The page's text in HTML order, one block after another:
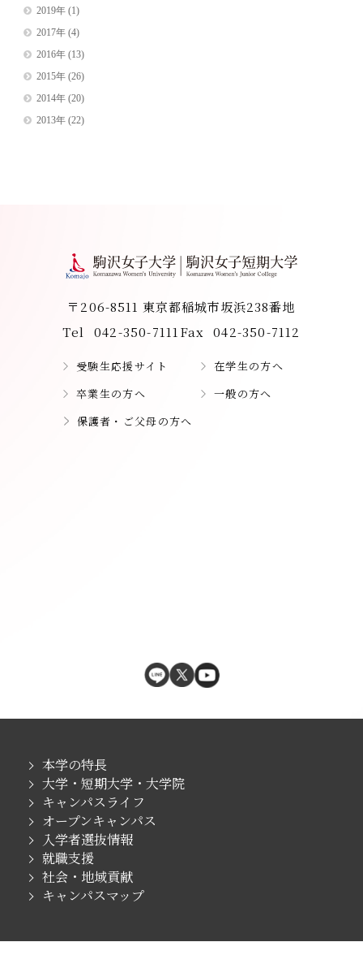
2019年(1)
2017年(4)
2016年(13)
2015年(26)
2014年(20)
2013年(22)
〒206-8511 東京都稲城市坂浜238番地
Tel
042-350-7111Fax 042-350-7112
受験生応援サイト
在学生の方へ
卒業生の方へ
一般の方へ
保護者・ご父母の方へ
本学の特長
大学・短期大学・大学院
キャンパスライフ
オープンキャンパス
入学者選抜情報
就職支援
社会・地域貢献
キャンパスマップ